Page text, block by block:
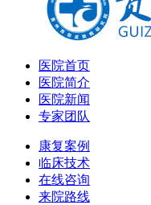
医院首页
医院简介
医院新闻
专家团队
康复案例
临床技术
在线咨询
来院路线